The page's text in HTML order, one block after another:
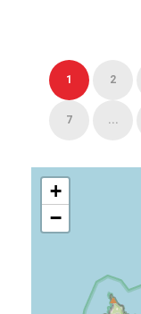
1 2
7 ...
+
−